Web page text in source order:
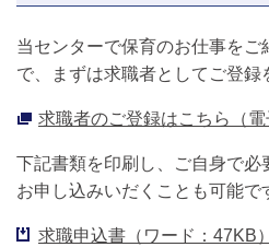
当センターで保育のお仕事を
で、まずは求職者としてご登録
求職者のご登録はこちら（電
下記書類を印刷し、ご自身で
お申し込みいだくことも可能で
求職申込書（ワード：47KB）